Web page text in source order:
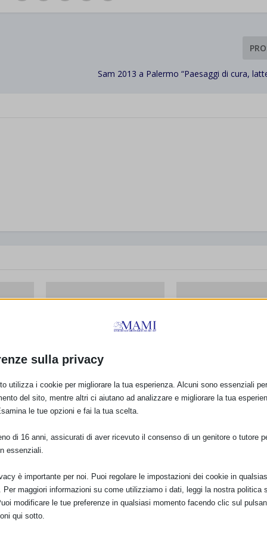
Sam 2013 a Palermo “Paesaggi di cura,
SAM 2013 Padova
16 Settembre 2013 22 Settembre 2013
sulla privacy
utilizza i cookie per migliorare la tua esperienza. Alcuni sono essenziali
del sito, mentre altri ci aiutano ad analizzare e migliorare la tua
le tue opzioni e fai la tua scelta.
di 16 anni, assicurati di aver ricevuto il consenso di un genitore o tutore
essenziali.
è importante per noi. Puoi regolare le impostazioni dei cookie in
Per maggiori informazioni su come utilizziamo i dati, leggi la nostra politica
modificare le tue preferenze in qualsiasi momento facendo clic sul
qui sotto.